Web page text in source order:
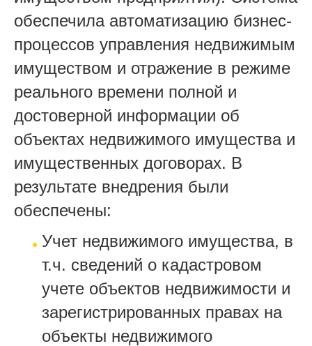
обеспечила автоматизацию бизнес-
процессов управления недвижимым
имуществом и отражение в режиме
реального времени полной и
достоверной информации об
объектах недвижимого имущества и
имущественных договорах. В
результате внедрения были
обеспечены:
Учет недвижимого имущества, в
т.ч. сведений о кадастровом
учете объектов недвижимости и
зарегистрированных правах на
объекты недвижимого